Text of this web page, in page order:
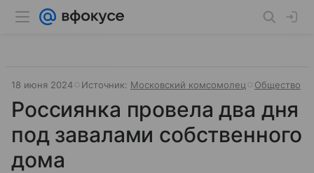
18 июня 2024 Источник: Московский комсомолец Общество
Россиянка провела два дня
под завалами собственного
дома